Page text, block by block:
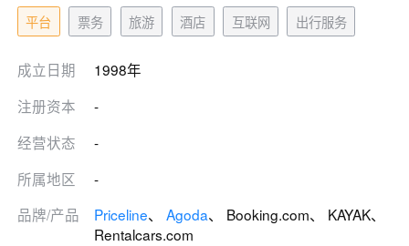
平台 票务 旅游 酒店 互联网 出行服务
成立日期
1998年
注册资本
-
经营状态
-
所属地区
-
品牌/产品
Priceline、 Agoda、 Booking.com、 KAYAK、
Rentalcars.com